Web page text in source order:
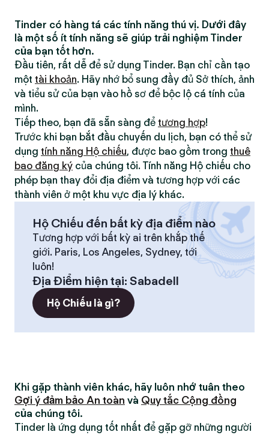
Tinder có hàng tá các tính năng thú vị. Dưới đây
là một số ít tính năng sẽ giúp trải nghiệm Tinder
của bạn tốt hơn.
Đầu tiên, rất dễ để sử dụng Tinder. Bạn chỉ cần tạo
một tài khoản. Hãy nhớ bổ sung đầy đủ Sở thích, ảnh
và tiểu sử của bạn vào hồ sơ để bộc lộ cá tính của
mình.
Tiếp theo, bạn đã sẵn sàng để tương hợp!
Trước khi bạn bắt đầu chuyến du lịch, bạn có thể sử
dụng tính năng Hộ chiếu, được bao gồm trong thuê
bao đăng ký của chúng tôi. Tính năng Hộ chiếu cho
phép bạn thay đổi địa điểm và tương hợp với các
thành viên ở một khu vực địa lý khác.
Hộ Chiếu đến bất kỳ địa điểm nào
Tương hợp với bất kỳ ai trên khắp thế
giới. Paris, Los Angeles, Sydney, tới
luôn!
Địa Điểm hiện tại: Sabadell
Hộ Chiếu là gì?
Khi gặp thành viên khác, hãy luôn nhớ tuân theo
Gợi ý đảm bảo An toàn và Quy tắc Cộng đồng
của chúng tôi.
Tinder là ứng dụng tốt nhất để gặp gỡ những người